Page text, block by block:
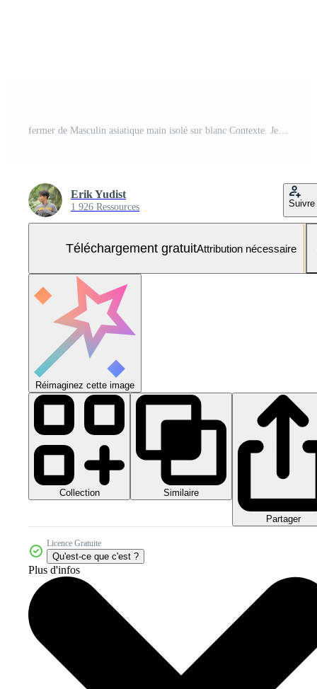
fermer de Masculin asiatique main isolé sur blanc Contexte. Jeune homme formant forme de moitié de cœur avec le sien des doigts. horizontal Couleur la photographie. point de vue coup avec copie espace. Photo Gratuite
Erik Yudist
1 926 Ressources Suivre
Téléchargement gratuitAttribution nécessaire
Réimaginez cette image
Collection Similaire
Partager
Licence Gratuite
Qu'est-ce que c'est ?
Plus d'infos